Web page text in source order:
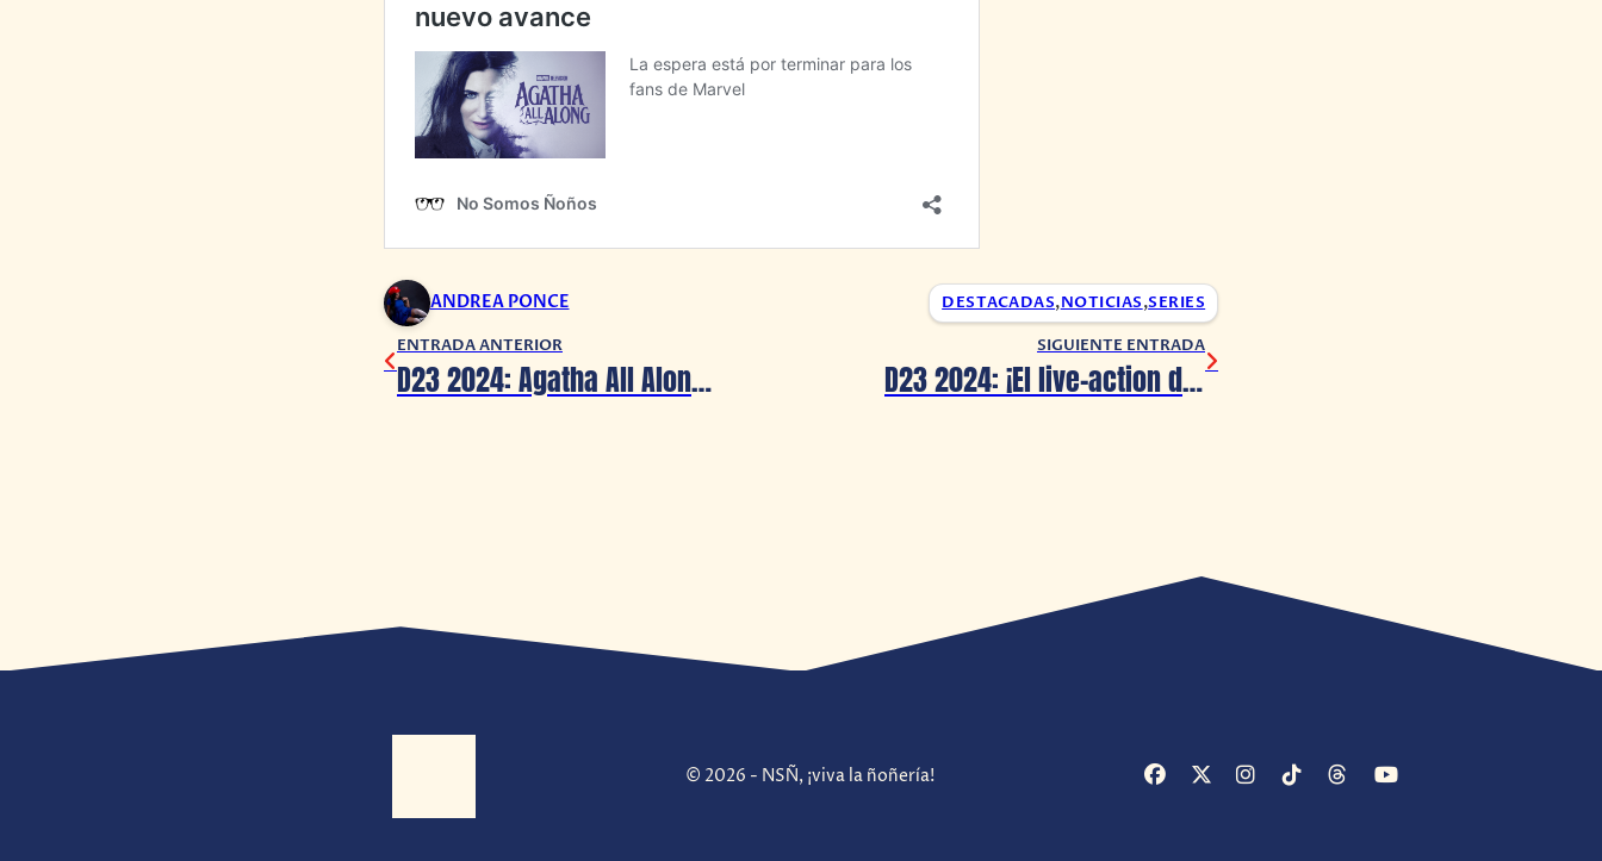
ANDREA PONCE DESTACADAS,NOTICIAS,SERIES
ENTRADA ANTERIOR
D23 2024: Agatha All Along estrena un nuevo avance
SIGUIENTE ENTRADA
D23 2024: ¡El live-action de Blancanieves estrena su primer avance!
© 2026 - NSÑ, ¡viva la ñoñería!